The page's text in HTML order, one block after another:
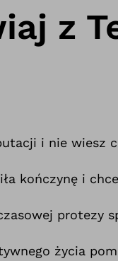
z
i nie wiesz
kończynę i
protezy
życia